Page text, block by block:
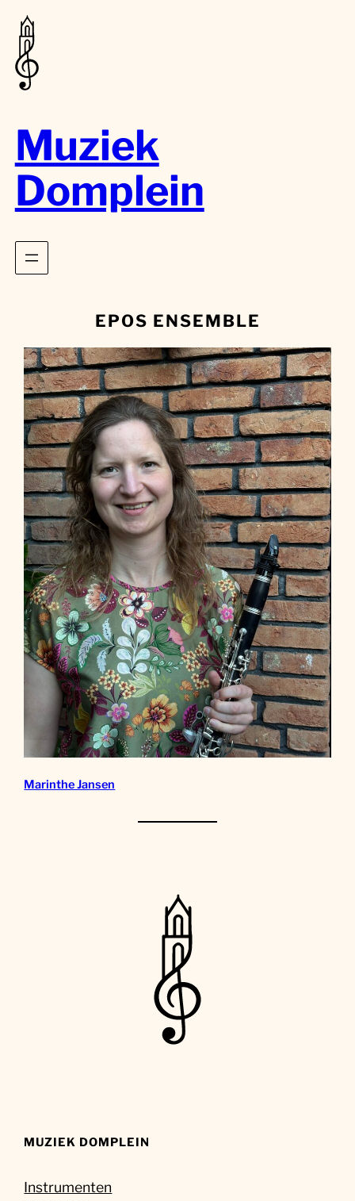
Muziek
Domplein
EPOS ENSEMBLE
Marinthe Jansen
MUZIEK DOMPLEIN
Instrumenten